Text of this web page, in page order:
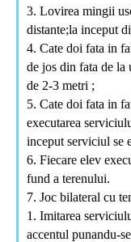
3. Lovirea mingii
distante;la inceput
4. Cate doi fata in
de jos din fata de la
de 2-3 metri ;
5. Cate doi fata in
executarea
inceput serviciul se
6. Fiecare elev
fund a terenului.
7. Joc bilateral cu
1. Imitarea
accentul punandu-